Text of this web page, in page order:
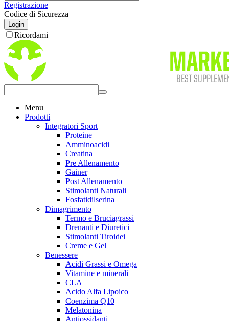
Registrazione
Codice di Sicurezza
Login
Ricordami
Menu
Prodotti
Integratori Sport
Proteine
Amminoacidi
Creatina
Pre Allenamento
Gainer
Post Allenamento
Stimolanti Naturali
Fosfatidilserina
Dimagrimento
Termo e Bruciagrassi
Drenanti e Diuretici
Stimolanti Tiroidei
Creme e Gel
Benessere
Acidi Grassi e Omega
Vitamine e minerali
CLA
Acido Alfa Lipoico
Coenzima Q10
Melatonina
Antiossidanti